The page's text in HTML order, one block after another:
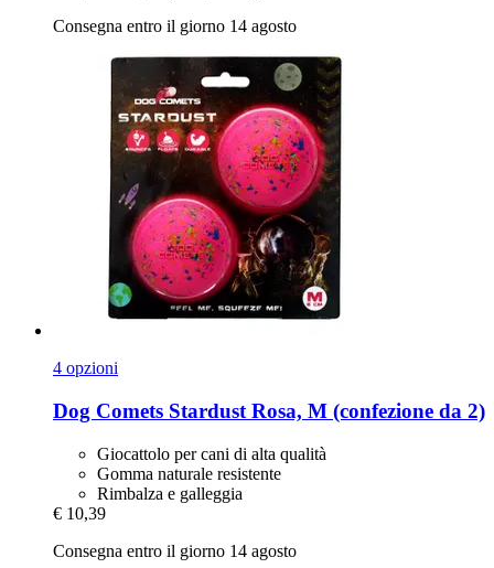
Consegna entro il giorno 14 agosto
4 opzioni
Dog Comets Stardust Rosa, M (confezione da 2)
Giocattolo per cani di alta qualità
Gomma naturale resistente
Rimbalza e galleggia
€ 10,39
Consegna entro il giorno 14 agosto